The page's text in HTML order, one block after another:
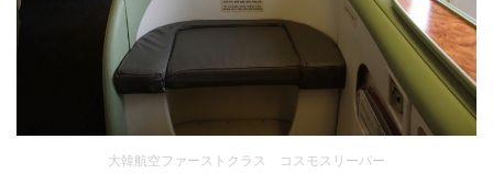
大韓航空ファーストクラス コスモスリーパー